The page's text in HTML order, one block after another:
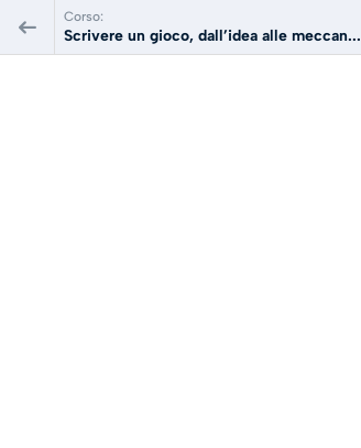
Corso:
Scrivere un gioco, dall’idea alle meccan...